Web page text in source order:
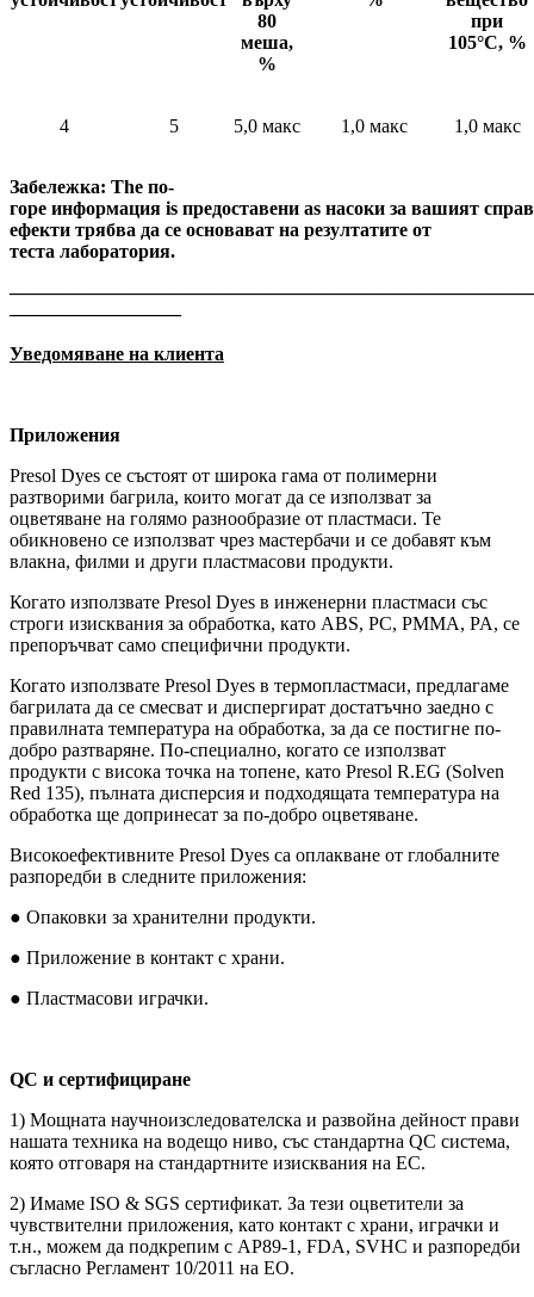
80
меша,
%
при
105°C, %
4 5 5,0 макс 1,0 макс 1,0 макс
Забележка: The по-
горе информация is предоставени as насоки за вашият
ефекти трябва да се основават на резултатите от
теста лаборатория.
—————————
Уведомяване на клиента
Приложения
Presol Dyes се състоят от широка гама от полимерни
разтворими багрила, които могат да се използват за
оцветяване на голямо разнообразие от пластмаси. Те
обикновено се използват чрез мастербачи и се добавят към
влакна, филми и други пластмасови продукти.
Когато използвате Presol Dyes в инженерни пластмаси със
строги изисквания за обработка, като ABS, PC, PMMA, PA, се
препоръчват само специфични продукти.
Когато използвате Presol Dyes в термопластмаси, предлагаме
багрилата да се смесват и диспергират достатъчно заедно с
правилната температура на обработка, за да се постигне по-
добро разтваряне. По-специално, когато се използват
продукти с висока точка на топене, като Presol R.EG (Solven
Red 135), пълната дисперсия и подходящата температура на
обработка ще допринесат за по-добро оцветяване.
Високоефективните Presol Dyes са оплакване от глобалните
разпоредби в следните приложения:
● Опаковки за хранителни продукти.
● Приложение в контакт с храни.
● Пластмасови играчки.
QC и сертифициране
1) Мощната научноизследователска и развойна дейност прави
нашата техника на водещо ниво, със стандартна QC система,
която отговаря на стандартните изисквания на ЕС.
2) Имаме ISO & SGS сертификат. За тези оцветители за
чувствителни приложения, като контакт с храни, играчки и
т.н., можем да подкрепим с AP89-1, FDA, SVHC и разпоредби
съгласно Регламент 10/2011 на ЕО.